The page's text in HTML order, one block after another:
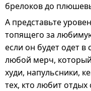
брелоков до
А представьте
топящего за
если он будет одет
любой мерч,
худи, напульсники,
тех, кто любит